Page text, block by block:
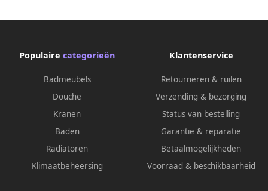
Populaire categorieën
Badmeubels
Douche
Kranen
Baden
Radiatoren
Klimaatbeheersing
Klantenservice
Retourneren & ruilen
Verzending & bezorging
Status van bestelling
Garantie & reparatie
Betaalmogelijkheden
Voorraad & beschikbaarheid